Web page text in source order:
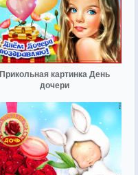
Прикольная картинка День
дочери